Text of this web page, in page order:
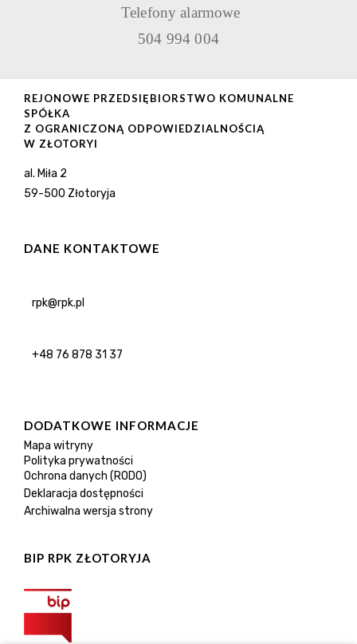
Telefony alarmowe
504 994 004
REJONOWE PRZEDSIĘBIORSTWO KOMUNALNE
SPÓŁKA
Z OGRANICZONĄ ODPOWIEDZIALNOŚCIĄ
W ZŁOTORYI
al. Miła 2
59-500 Złotoryja
DANE KONTAKTOWE
rpk@rpk.pl
+48 76 878 31 37
DODATKOWE INFORMACJE
Mapa witryny
Polityka prywatności
Ochrona danych (RODO)
Deklaracja dostępności
Archiwalna wersja strony
BIP RPK ZŁOTORYJA